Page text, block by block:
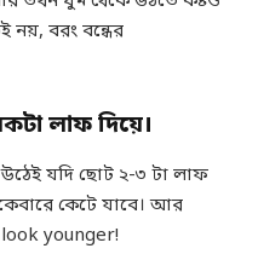
নয়, বরং বন্ধের
লাফ দিয়ে।
যদি ছোট ২-৩ টা লাফ
কেটে যাবে। আর
younger!